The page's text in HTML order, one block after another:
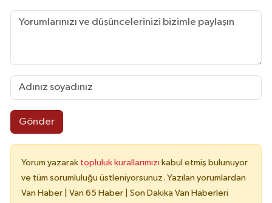
Gönder
Yorum yazarak topluluk kurallarımızı kabul etmiş bulunuyor
ve tüm sorumluluğu üstleniyorsunuz. Yazılan yorumlardan
Van Haber | Van 65 Haber | Son Dakika Van Haberleri